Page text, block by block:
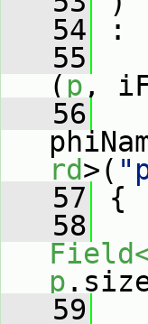
   54
:
   55
( p ,
   56
rd>(
   57
{
   58
p
   59